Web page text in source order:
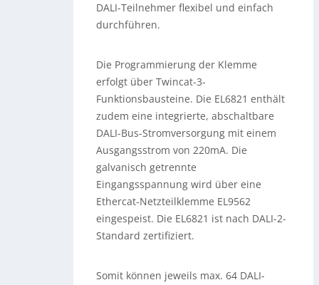
DALI-Teilnehmer flexibel und einfach
durchführen.
Die Programmierung der Klemme
erfolgt über Twincat-3-
Funktionsbausteine. Die EL6821 enthält
zudem eine integrierte, abschaltbare
DALI-Bus-Stromversorgung mit einem
Ausgangsstrom von 220mA. Die
galvanisch getrennte
Eingangsspannung wird über eine
Ethercat-Netzteilklemme EL9562
eingespeist. Die EL6821 ist nach DALI-2-
Standard zertifiziert.
Somit können jeweils max. 64 DALI-